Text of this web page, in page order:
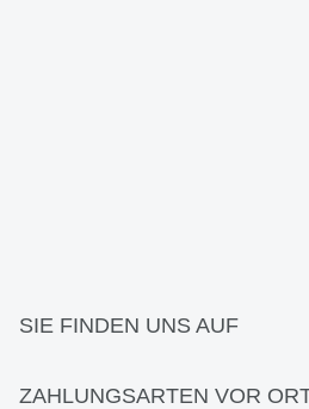
SIE FINDEN UNS AUF
ZAHLUNGSARTEN VOR